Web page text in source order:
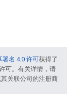
署名 4.0 许可获得了
可。有关详情，请
关联公司的注册商